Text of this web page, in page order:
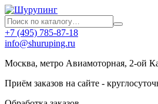
+7 (495) 785-87-18
info@shuruping.ru
Москва, метро Авиамоторная, 2-ой
Приём заказов на сайте -